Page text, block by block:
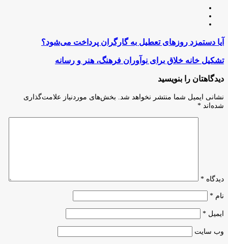
آیا
روزهای
تعطیل
گارگران
پرداخت
می‌شود؟
آیا دستمزد روزهای تعطیل به گارگران پرداخت می‌شود؟
تشکیل
خلاق
نوآوران
فرهنگ،
تشکیل خانه خلاق برای نوآوران فرهنگ، هنر و رسانه
دیدگاهتان را بنویسید
نشانی ایمیل شما منتشر نخواهد شد.
بخش‌های موردنیاز علامت‌گذاری
شده‌اند *
دیدگاه *
نام *
ایمیل *
وب‌ سایت